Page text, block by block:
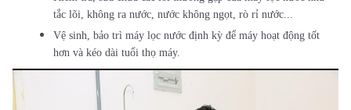
tắc lõi, không ra nước, nước không ngọt, rò rỉ nước...
Vệ sinh, bảo trì máy lọc nước định kỳ để máy hoạt động tốt
hơn và kéo dài tuổi thọ máy.